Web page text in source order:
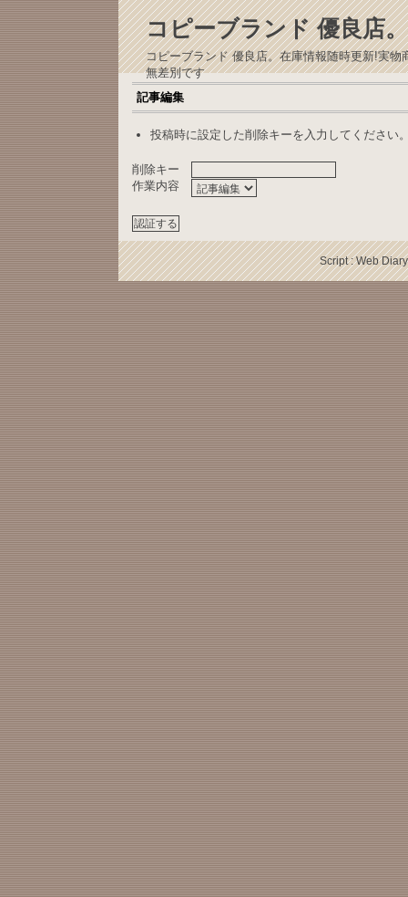
コピーブランド 優良店
コピーブランド 優良店。在庫情報随時更新!実
無差別です
記事編集
投稿時に設定した削除キーを入力してください
削除キー
作業内容
Script :Web